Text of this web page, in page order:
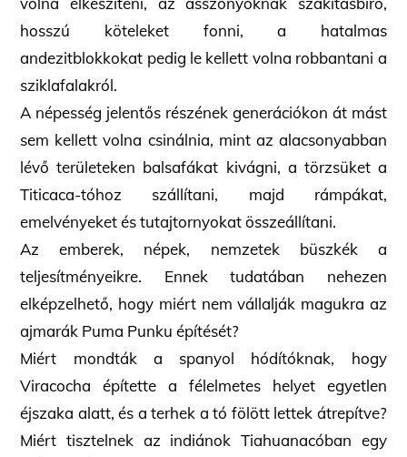
hosszú köteleket fonni, a hatalmas
andezitblokkokat pedig le kellett volna robbantani a
sziklafalakról.
A népesség jelentős részének generációkon át mást
sem kellett volna csinálnia, mint az alacsonyabban
lévő területeken balsafákat kivágni, a törzsüket a
Titicaca-tóhoz szállítani, majd rámpákat,
emelvényeket és tutajtornyokat összeállítani.
Az emberek, népek, nemzetek büszkék a
teljesítményeikre. Ennek tudatában nehezen
elképzelhető, hogy miért nem vállalják magukra az
ajmarák Puma Punku építését?
Miért mondták a spanyol hódítóknak, hogy
Viracocha építette a félelmetes helyet egyetlen
éjszaka alatt, és a terhek a tó fölött lettek átrepítve?
Miért tisztelnek az indiánok Tiahuanacóban egy